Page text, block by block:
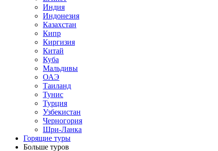
Индия
Индонезия
Казахстан
Кипр
Киргизия
Китай
Куба
Мальдивы
ОАЭ
Таиланд
Тунис
Турция
Узбекистан
Черногория
Шри-Ланка
Горящие туры
Больше туров